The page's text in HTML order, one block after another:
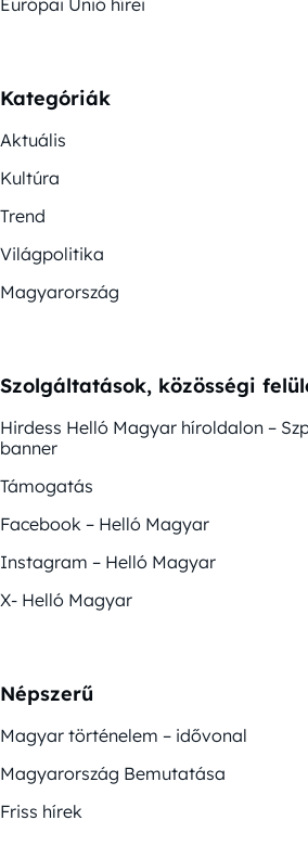
Európai Unió hírei
Kategóriák
Aktuális
Kultúra
Trend
Világpolitika
Magyarország
Szolgáltatások, közösségi
Hirdess Helló Magyar híroldalon –
banner
Támogatás
Facebook – Helló Magyar
Instagram – Helló Magyar
X- Helló Magyar
Népszerű
Magyar történelem – idővonal
Magyarország Bemutatása
Friss hírek